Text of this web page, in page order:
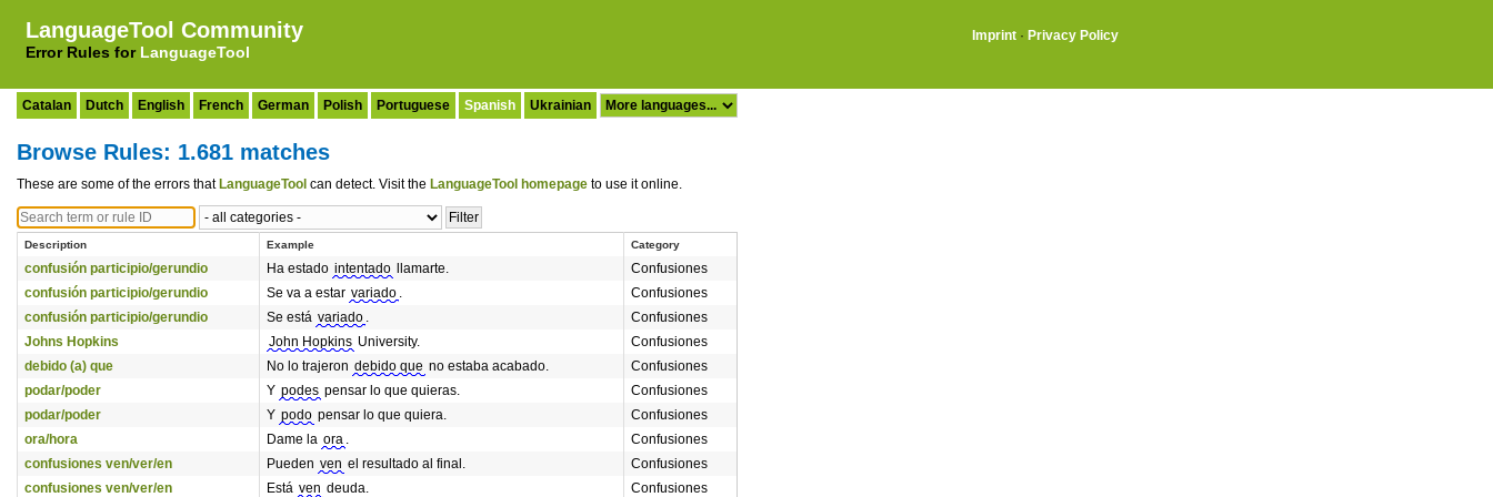
LanguageTool Community
Error Rules for LanguageTool
Imprint · Privacy Policy
Catalan Dutch English French German Polish Portuguese Spanish Ukrainian
Browse Rules: 1.681 matches
These are some of the errors that LanguageTool can detect. Visit the LanguageTool homepage to use it online.
Description Example Category
confusión participio/gerundio Ha estado intentado llamarte.
Confusiones
confusión participio/gerundio
Se va a estar variado .
Confusiones
confusión participio/gerundio
Se está variado .
Confusiones
Johns Hopkins
John Hopkins University.
Confusiones
debido (a) que
No lo trajeron debido que no estaba acabado.
Confusiones
podar/poder
Y podes pensar lo que quieras.
Confusiones
podar/poder
Y podo pensar lo que quiera.
Confusiones
ora/hora
Dame la ora .
Confusiones
confusiones ven/ver/en
Pueden ven el resultado al final.
Confusiones
confusiones ven/ver/en
Está ven deuda. Confusiones